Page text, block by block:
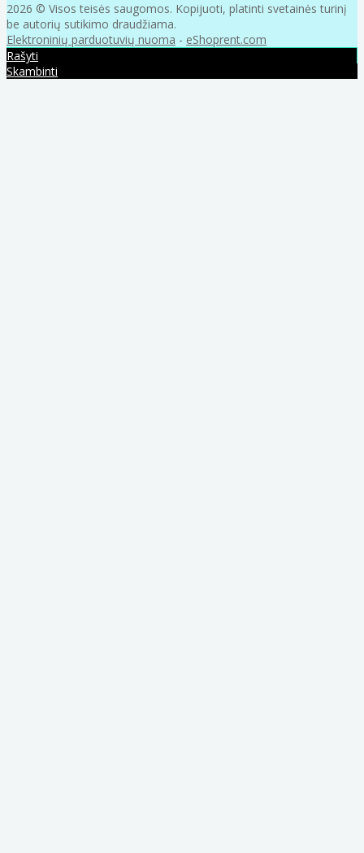
2026 © Visos teisės saugomos. Kopijuoti, platinti svetainės turinį
be autorių sutikimo draudžiama.
Elektroninių parduotuvių nuoma - eShoprent.com
Rašyti
Skambinti